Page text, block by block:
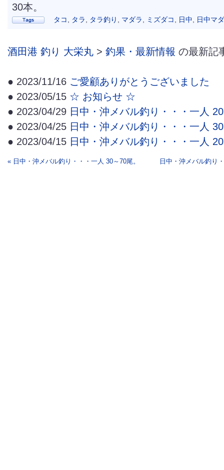
30本。
タコ タラ タラ釣り マダラ ミズダコ 日中 日中マ
酒田港 釣り 大栄丸 > 釣果・最新情報 の最新記
● 2023/11/16 ご愛顧ありがとうございました
● 2023/05/15 ☆ お知らせ ☆
● 2023/04/29 日中・沖メバル釣り・・・一人
● 2023/04/25 日中・沖メバル釣り・・・一人
● 2023/04/15 日中・沖メバル釣り・・・一人
« 日中・沖メバル釣り・・・一人 30～70尾。 日中・沖メバル釣り